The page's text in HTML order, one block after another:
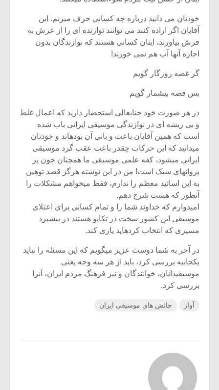
خودتان می‏ دانید درباره چه کسانی حرف می‏زنم. این
آقایان اگر اراده کنند می ‏توانند نوازنده‏ ای را از عرش به
فرش بیاورند، اینان کسانی هستند که نوازندگان بدون
اجازه آنها آب هم نمی خورند!
گر غصه روزگار گویم‏
بس قصه بی‏شمار گویم‏
در هر صورت خود جنابعالی استحضار دارید که اعمال غلط
و بی ‏ریشه‏ ای در نوازندگی موسیقی ایرانی باب شده
است که همین آقایان باعث و بانی آن بوده‏اند و خودتان
می‏دانید که این حرکات چقدر باعث عقب ‏گرد موسیقی
ایرانی می‏شود، کفه علمی موسیقی ما همچنان چون پر
پروانه‏ای سبک است! من در این نوشته هرگز قصد توهین
به این اساتید معظم را ندارم، فقط می‏خواهم مشکلات را
آن‏طور که هست شرح دهم.
امیدوارم که خداوند شما را و تمام کسانی برای اعتلای
موسیقی این کشور سخت در تکاپو هستند در پیشبرد
مسیری که انتخاب کرده‏اید یاری کند.
در آخر به شما دوست عزیز می‏گویم که این مسئله را نباید
یک‏جانبه بررسی کرد، باید از هر سه وجه یعنی
موسیقیدانان، خوانندگان و نیز فرهنگ مردم ایران، آنرا
بررسی کرد.
آواز چالش های موسیقی ایران